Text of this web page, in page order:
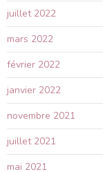
juillet 2022
mars 2022
février 2022
janvier 2022
novembre 2021
juillet 2021
mai 2021